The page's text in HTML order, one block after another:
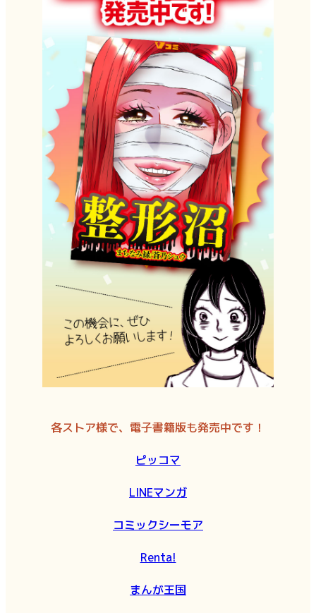
各ストア様で、電子書籍版も発売中です！
ピッコマ
LINEマンガ
コミックシーモア
Renta!
まんが王国